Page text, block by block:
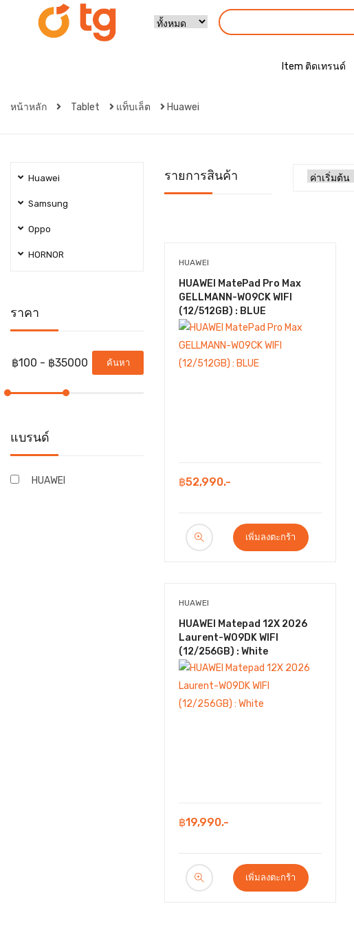
Item ติดเทรนด์
หน้าหลัก Tablet แท็บเล็ต Huawei
Huawei
Samsung
Oppo
HORNOR
ราคา
ค้นหา
แบรนด์
HUAWEI
รายการสินค้า
HUAWEI
HUAWEI MatePad Pro Max
GELLMANN-W09CK WIFI
(12/512GB) : BLUE
฿52,990.-
เพิ่มลงตะกร้า
HUAWEI
HUAWEI Matepad 12X 2026
Laurent-W09DK WIFI
(12/256GB) : White
฿19,990.-
เพิ่มลงตะกร้า